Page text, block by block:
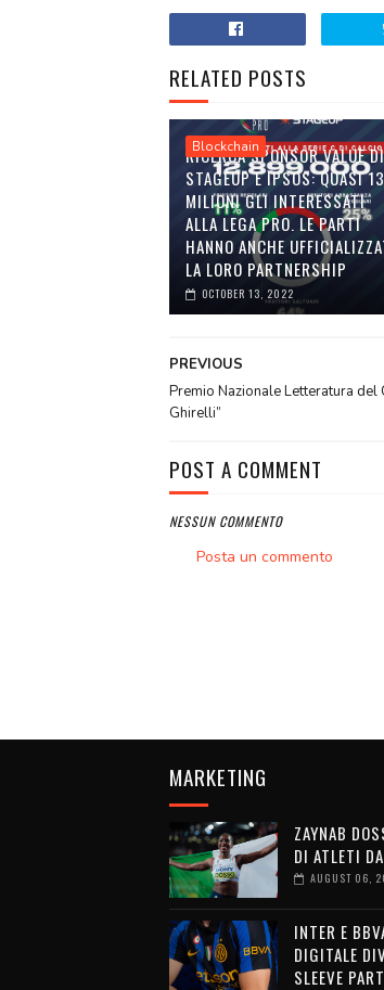
RELATED POSTS
Blockchain
RICERCA SPONSOR VALUE DI
STAGEUP E IPSOS: QUASI 13
MILIONI GLI INTERESSATI
ALLA LEGA PRO. LE PARTI
HANNO ANCHE
LA LORO PARTNERSHIP
OCTOBER 13, 2022
PREVIOUS
Premio Nazionale Letteratura del
Ghirelli”
POST A COMMENT
NESSUN COMMENTO
Posta un commento
MARKETING
ZAYNAB
DI ATLETI
AUGUST 06,
INTER E
DIGITALE
SLEEVE